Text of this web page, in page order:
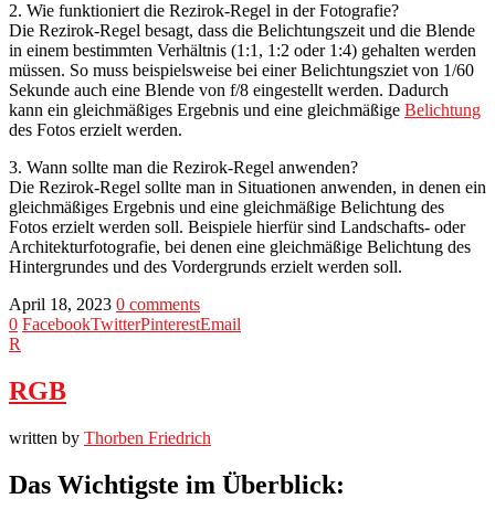
2. Wie funktioniert die Rezirok-Regel in der Fotografie?
Die Rezirok-Regel besagt, dass die Belichtungszeit und die Blende
in einem bestimmten Verhältnis (1:1, 1:2 oder 1:4) gehalten werden
müssen. So muss beispielsweise bei einer Belichtungsziet von 1/60
Sekunde auch eine Blende von f/8 eingestellt werden. Dadurch
kann ein gleichmäßiges Ergebnis und eine gleichmäßige Belichtung
des Fotos erzielt werden.
3. Wann sollte man die Rezirok-Regel anwenden?
Die Rezirok-Regel sollte man in Situationen anwenden, in denen ein
gleichmäßiges Ergebnis und eine gleichmäßige Belichtung des
Fotos erzielt werden soll. Beispiele hierfür sind Landschafts- oder
Architekturfotografie, bei denen eine gleichmäßige Belichtung des
Hintergrundes und des Vordergrunds erzielt werden soll.
April 18, 2023 0 comments
0 FacebookTwitterPinterestEmail
R
RGB
written by Thorben Friedrich
Das Wichtigste im Überblick: